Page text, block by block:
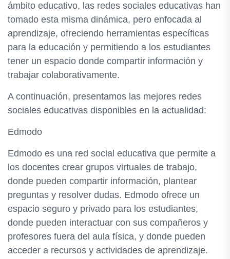
ámbito educativo, las redes sociales educativas han
tomado esta misma dinámica, pero enfocada al
aprendizaje, ofreciendo herramientas específicas
para la educación y permitiendo a los estudiantes
tener un espacio donde compartir información y
trabajar colaborativamente.
A continuación, presentamos las mejores redes
sociales educativas disponibles en la actualidad:
Edmodo
Edmodo es una red social educativa que permite a
los docentes crear grupos virtuales de trabajo,
donde pueden compartir información, plantear
preguntas y resolver dudas. Edmodo ofrece un
espacio seguro y privado para los estudiantes,
donde pueden interactuar con sus compañeros y
profesores fuera del aula física, y donde pueden
acceder a recursos y actividades de aprendizaje.